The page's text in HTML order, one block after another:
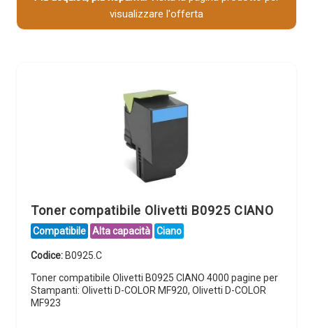
visualizzare l'offerta
Toner compatibile Olivetti B0925 CIANO
Compatibile Alta capacità Ciano
Codice: B0925.C
Toner compatibile Olivetti B0925 CIANO 4000 pagine per
Stampanti: Olivetti D-COLOR MF920, Olivetti D-COLOR
MF923